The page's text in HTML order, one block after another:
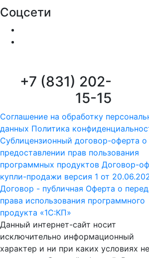
Соцсети
+7 (831) 202-
15-15
Соглашение на обработку
данных Политика
Сублицензионный договор-оферта о
предоставлении прав пользования
программных продуктов Договор-
купли-продажи версия 1 от
Договор - публичная Оферта о
права использования программного
продукта «1С:КП»
Данный интернет-сайт носит
исключительно информационный
характер и ни при каких условиях не